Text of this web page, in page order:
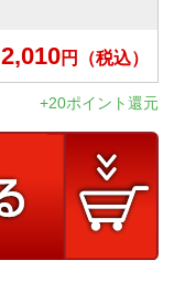
2,010円 （税込）
+20ポイント還元